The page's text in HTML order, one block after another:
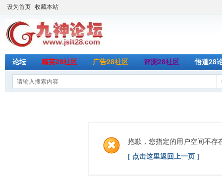
设为首页 收藏本站
论坛 精英28社区 广告28社区 评测28社区 悟道28
抱歉，您指定的用户空间不存
[ 点击这里返回上一页 ]